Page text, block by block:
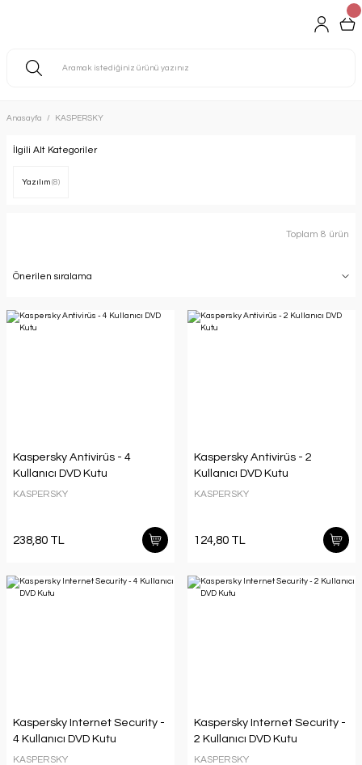
Anasayfa KASPERSKY
İlgili Alt Kategoriler
Yazılım (8)
Toplam 8 ürün
Kaspersky Antivirüs - 4
Kullanıcı DVD Kutu
KASPERSKY
238,80 TL
Kaspersky Antivirüs - 2
Kullanıcı DVD Kutu
KASPERSKY
124,80 TL
Kaspersky Internet Security -
4 Kullanıcı DVD Kutu
KASPERSKY
Kaspersky Internet Security -
2 Kullanıcı DVD Kutu
KASPERSKY